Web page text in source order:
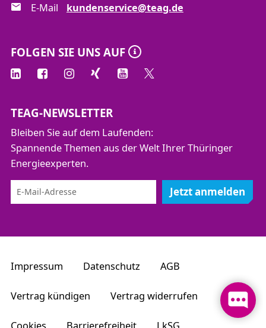
E-Mail
kundenservice@teag.de
FOLGEN SIE UNS AUF
TEAG-NEWSLETTER
Bleiben Sie auf dem Laufenden:
Spannende Themen aus der Welt Ihrer Thüringer
Energieexperten.
Jetzt anmelden
Impressum Datenschutz AGB
Vertrag kündigen Vertrag widerrufen